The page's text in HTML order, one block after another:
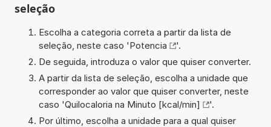
seleção
Escolha a categoria correta a partir da lista de
seleção, neste caso 'Potencia
'.
De seguida, introduza o valor que quiser converter.
A partir da lista de seleção, escolha a unidade que
corresponder ao valor que quiser converter, neste
caso 'Quilocaloria na Minuto [kcal/min]
'.
Por último, escolha a unidade para a qual quiser